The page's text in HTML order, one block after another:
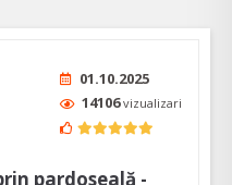
01.10.2025
14106vizualizari
pardoseală -